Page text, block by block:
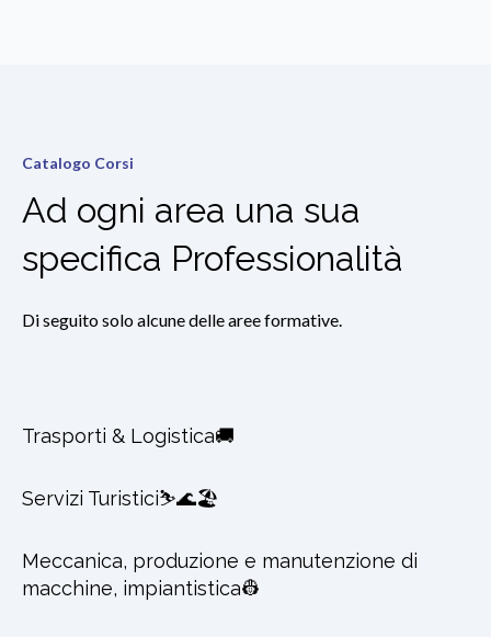
Catalogo Corsi
Ad ogni area una sua
specifica Professionalità
Di seguito solo alcune delle aree formative.
Trasporti & Logistica🚚
Servizi Turistici⛷️🌊🏖️
Meccanica, produzione e manutenzione di
macchine, impiantistica👷